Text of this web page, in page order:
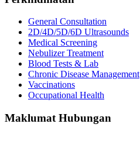
General Consultation
2D/4D/5D/6D Ultrasounds
Medical Screening
Nebulizer Treatment
Blood Tests & Lab
Chronic Disease Management
Vaccinations
Occupational Health
Maklumat Hubungan